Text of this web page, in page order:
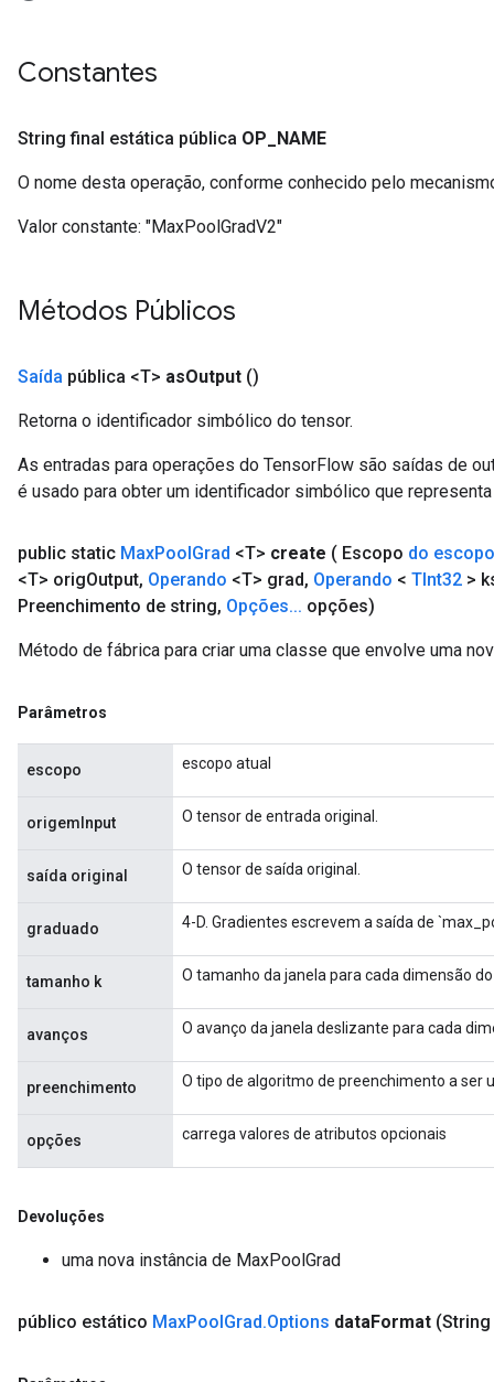
Constantes
String final estática pública OP NAME
O nome desta operação, conforme conhecido pelo
Valor constante: "MaxPoolGradV2"
Métodos Públicos
Saída pública <T> asOutput ()
Retorna o identificador simbólico do tensor.
As entradas para operações do TensorFlow são saídas de
é usado para obter um identificador simbólico que
public static MaxPoolGrad <T> create ( Escopo do escopo
<T> origOutput, Operando <T> grad, Operando < TInt32 >
Preenchimento de string, Opções... opções)
Método de fábrica para criar uma classe que envolve uma
Parâmetros
escopo escopo atual
origemInput O tensor de entrada original.
saída original O tensor de saída original.
graduado 4-D. Gradientes escrevem a saída de
tamanho k O tamanho da janela para cada dimensão
avanços O avanço da janela deslizante para cada
preenchimento O tipo de algoritmo de preenchimento a ser
opções carrega valores de atributos opcionais
Devoluções
uma nova instância de MaxPoolGrad
público estático MaxPoolGrad.Options dataFormat